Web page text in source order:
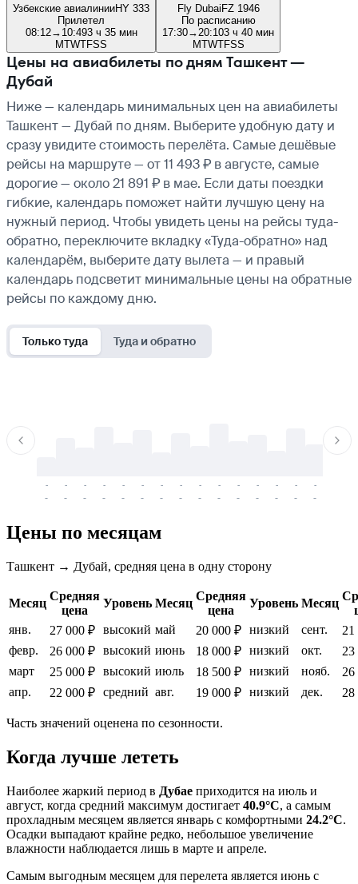
Узбекские авиалинииHY 333
Прилетел
08:12→ 10:493 ч 35 мин
MTWTFSS
Fly DubaiFZ 1946
По расписанию
17:30→ 20:103 ч 40 мин
MTWTFSS
Цены на авиабилеты по дням Ташкент —
Дубай
Ниже — календарь минимальных цен на авиабилеты
Ташкент — Дубай по дням. Выберите удобную дату и
сразу увидите стоимость перелёта. Самые дешёвые
рейсы на маршруте — от 11 493 ₽ в августе, самые
дорогие — около 21 891 ₽ в мае. Если даты поездки
гибкие, календарь поможет найти лучшую цену на
нужный период. Чтобы увидеть цены на рейсы туда-
обратно, переключите вкладку «Туда-обратно» над
календарём, выберите дату вылета — и правый
календарь подсветит минимальные цены на обратные
рейсы по каждому дню.
Только туда Туда и обратно
-
-
-
-
-
-
-
-
-
-
-
-
-
-
-
-
-
-
-
-
-
-
-
-
-
-
-
-
-
-
Цены по месяцам
Ташкент → Дубай, средняя цена в одну сторону
Месяц
Средняя
цена
Уровень Месяц
Средняя
цена
Уровень Месяц
янв.
27 000 ₽ высокий май 20 000 ₽ низкий сент.
21
февр.
26 000 ₽ высокий июнь 18 000 ₽ низкий окт.
23
март
25 000 ₽ высокий июль 18 500 ₽ низкий нояб.
26
апр.
22 000 ₽ средний авг. 19 000 ₽ низкий дек. 28
Часть значений оценена по сезонности.
Когда лучше лететь
Наиболее жаркий период в Дубае приходится на июль и
август, когда средний максимум достигает 40.9°C, а самым
прохладным месяцем является январь с комфортными 24.2°C.
Осадки выпадают крайне редко, небольшое увеличение
влажности наблюдается лишь в марте и апреле.
Самым выгодным месяцем для перелета является июнь с